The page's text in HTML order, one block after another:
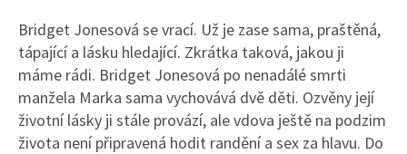
Bridget Jonesová se vrací. Už je zase sama, praštěná,
tápající a lásku hledající. Zkrátka taková, jakou ji
máme rádi. Bridget Jonesová po nenadálé smrti
manžela Marka sama vychovává dvě děti. Ozvěny její
životní lásky ji stále provází, ale vdova ještě na podzim
života není připravená hodit randění a sex za hlavu. Do